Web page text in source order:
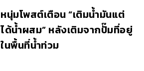
หนุ่มโพสต์เตือน “เติมน้ำมันแต่
ได้น้ำผสม” หลังเติมจากปั๊มที่อยู่
ในพื้นที่น้ำท่วม